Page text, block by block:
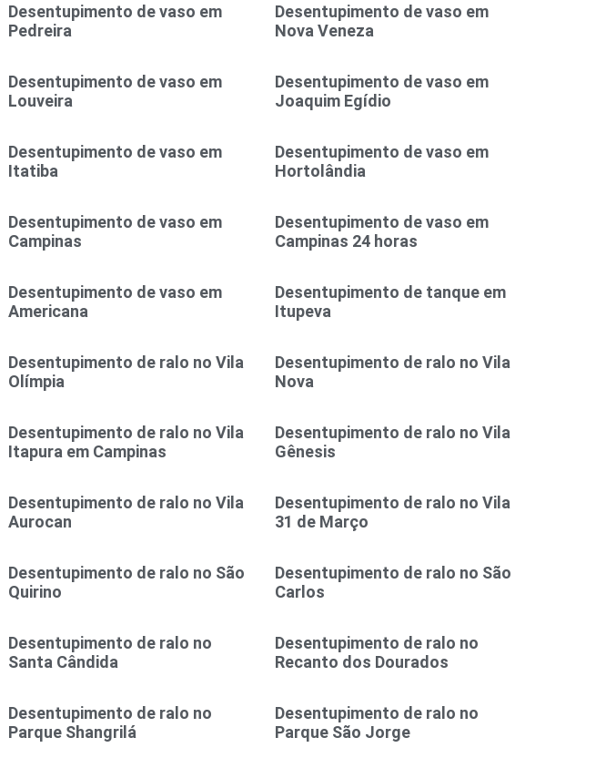
Desentupimento de vaso em
Pedreira
Desentupimento de vaso em
Nova Veneza
Desentupimento de vaso em
Louveira
Desentupimento de vaso em
Joaquim Egídio
Desentupimento de vaso em
Itatiba
Desentupimento de vaso em
Hortolândia
Desentupimento de vaso em
Campinas
Desentupimento de vaso em
Campinas 24 horas
Desentupimento de vaso em
Americana
Desentupimento de tanque em
Itupeva
Desentupimento de ralo no Vila
Olímpia
Desentupimento de ralo no Vila
Nova
Desentupimento de ralo no Vila
Itapura em Campinas
Desentupimento de ralo no Vila
Gênesis
Desentupimento de ralo no Vila
Aurocan
Desentupimento de ralo no Vila
31 de Março
Desentupimento de ralo no São
Quirino
Desentupimento de ralo no São
Carlos
Desentupimento de ralo no
Santa Cândida
Desentupimento de ralo no
Recanto dos Dourados
Desentupimento de ralo no
Parque Shangrilá
Desentupimento de ralo no
Parque São Jorge